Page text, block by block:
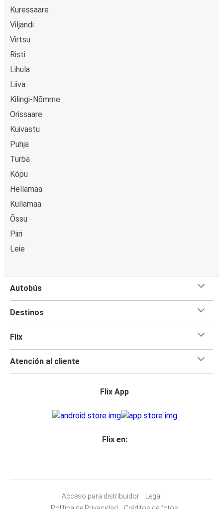
Kuressaare
Viljandi
Virtsu
Risti
Lihula
Liiva
Kilingi-Nõmme
Orissaare
Kuivastu
Puhja
Turba
Kõpu
Hellamaa
Kullamaa
Õssu
Piiri
Leie
Autobús
Destinos
Flix
Atención al cliente
Flix App
Flix en:
Acceso para distribuidor
Legal